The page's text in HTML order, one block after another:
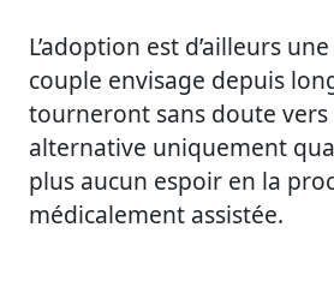
L’adoption est d’ailleurs
couple envisage depuis
tourneront sans doute vers
alternative uniquement
plus aucun espoir en la
médicalement assistée.